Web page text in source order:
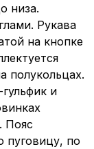
низа.
Рукава
на кнопке
полукольцах.
и
Пояс
пуговицу, по